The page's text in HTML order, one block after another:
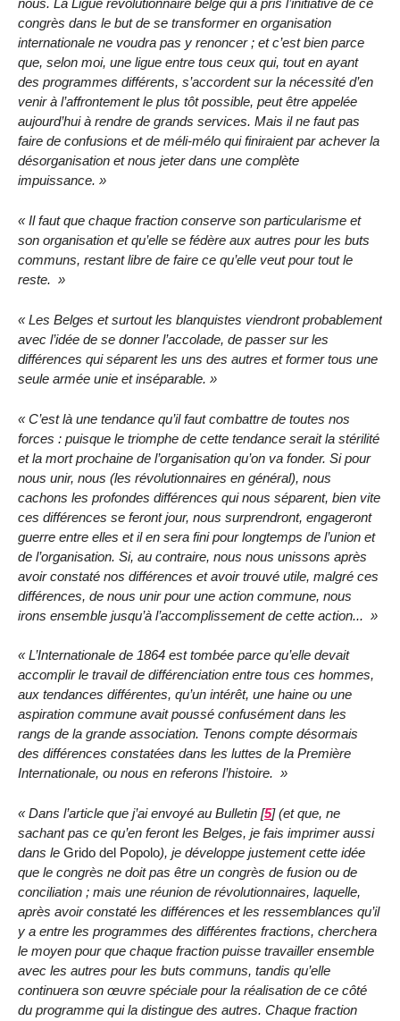
nous. La Ligue révolutionnaire belge qui a pris l’initiative de ce
congrès dans le but de se transformer en organisation
internationale ne voudra pas y renoncer ; et c’est bien parce
que, selon moi, une ligue entre tous ceux qui, tout en ayant
des programmes différents, s’accordent sur la nécessité d’en
venir à l’affrontement le plus tôt possible, peut être appelée
aujourd’hui à rendre de grands services. Mais il ne faut pas
faire de confusions et de méli-mélo qui finiraient par achever la
désorganisation et nous jeter dans une complète
impuissance.
Il faut que chaque fraction conserve son particularisme et
son organisation et qu’elle se fédère aux autres pour les buts
communs, restant libre de faire ce qu’elle veut pour tout le
reste.
Les Belges et surtout les blanquistes viendront probablement
avec l’idée de se donner l’accolade, de passer sur les
différences qui séparent les uns des autres et former tous une
seule armée unie et inséparable.
C’est là une tendance qu’il faut combattre de toutes nos
forces : puisque le triomphe de cette tendance serait la stérilité
et la mort prochaine de l’organisation qu’on va fonder. Si pour
nous unir, nous (les révolutionnaires en général), nous
cachons les profondes différences qui nous séparent, bien vite
ces différences se feront jour, nous surprendront, engageront
guerre entre elles et il en sera fini pour longtemps de l’union et
de l’organisation. Si, au contraire, nous nous unissons après
avoir constaté nos différences et avoir trouvé utile, malgré ces
différences, de nous unir pour une action commune, nous
irons ensemble jusqu’à l’accomplissement de cette action...
L’Internationale de 1864 est tombée parce qu’elle devait
accomplir le travail de différenciation entre tous ces hommes,
aux tendances différentes, qu’un intérêt, une haine ou une
aspiration commune avait poussé confusément dans les
rangs de la grande association. Tenons compte désormais
des différences constatées dans les luttes de la Première
Internationale, ou nous en referons l’histoire.
Dans l’article que j’ai envoyé au Bulletin [5](et que, ne
sachant pas ce qu’en feront les Belges, je fais imprimer aussi
dans le Grido del Popolo), je développe justement cette idée
que le congrès ne doit pas être un congrès de fusion ou de
conciliation ; mais une réunion de révolutionnaires, laquelle,
après avoir constaté les différences et les ressemblances qu’il
y a entre les programmes des différentes fractions, cherchera
le moyen pour que chaque fraction puisse travailler ensemble
avec les autres pour les buts communs, tandis qu’elle
continuera son œuvre spéciale pour la réalisation de ce côté
du programme qui la distingue des autres. Chaque fraction